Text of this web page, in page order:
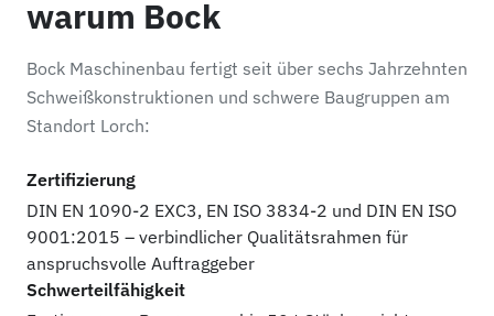
warum Bock
Bock Maschinenbau fertigt seit über sechs Jahrzehnten
Schweißkonstruktionen und schwere Baugruppen am
Standort Lorch:
Zertifizierung
DIN EN 1090-2 EXC3, EN ISO 3834-2 und DIN EN ISO
9001:2015 – verbindlicher Qualitätsrahmen für
anspruchsvolle Auftraggeber
Schwerteilfähigkeit